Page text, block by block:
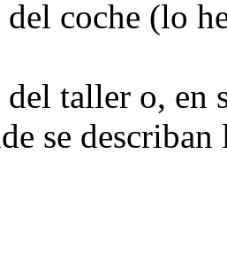
coche (lo
taller o, en
se